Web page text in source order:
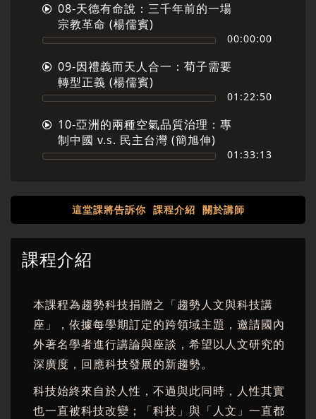
08-天德有命說：三千年前的一場
宗教革命 (楊儒賓)
00:00:00
09-因禮義而天人合一：荀子需要
轉型正義 (楊儒賓)
01:22:50
10-亞洲的兩種空氣品質治理：專
制中國 v.s. 民主台灣 (簡旭伸)
01:33:13
這堂課將告訴你 課程介紹 關於講師
課程介紹
本課程為趨勢科技捐贈之「趨勢人文與科技講
座」，依據每學期訂定的跨領域主題，邀請國內
外著名學者進行講論與座談，希望以人文研究的
深廣度，回應科技發展的新趨勢。
科技始終來自於人性，不過與此同時，人性其實
也一直被科技改變；「科技」與「人文」一直都